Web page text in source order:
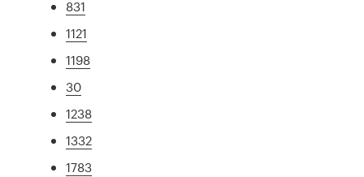
831
1121
1198
30
1238
1332
1783